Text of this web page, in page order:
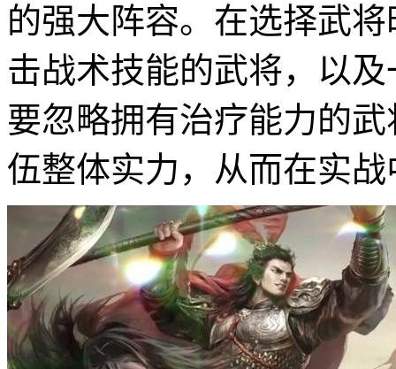
的强大阵容。在选择武
击战术技能的武将，以
要忽略拥有治疗能力的
伍整体实力，从而在实